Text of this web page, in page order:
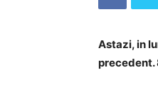
Astazi, in
precedent.